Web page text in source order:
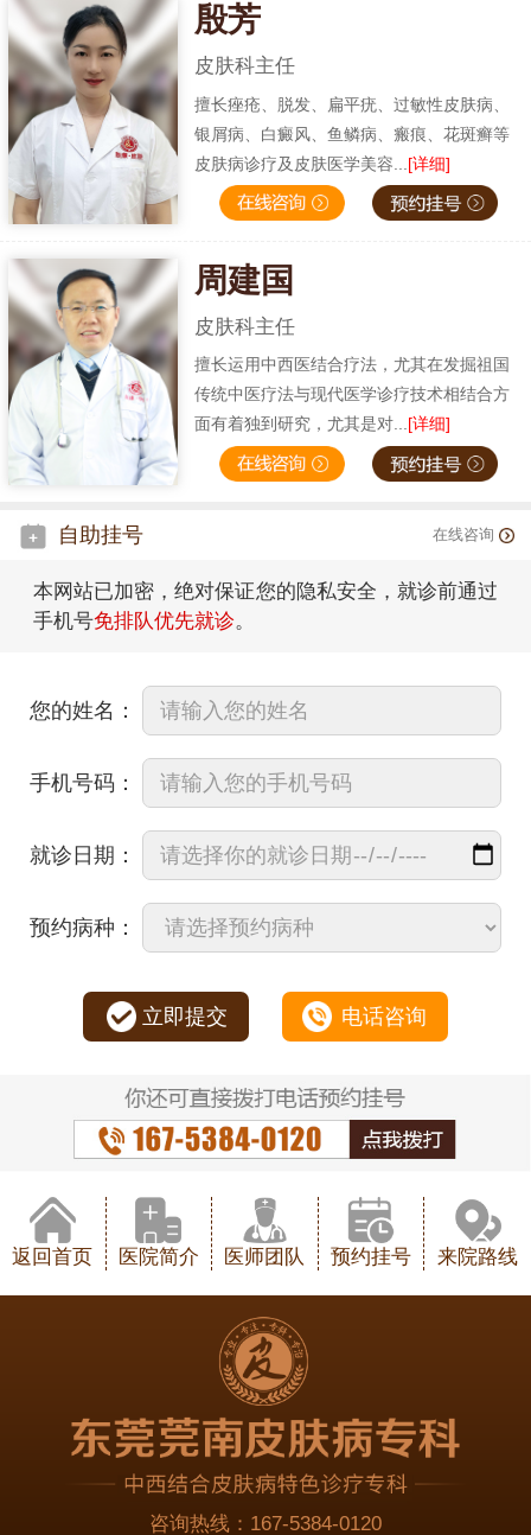
殷芳
皮肤科主任
擅长痤疮、脱发、扁平疣、过敏性皮肤病、
银屑病、白癜风、鱼鳞病、瘢痕、花斑癣等
皮肤病诊疗及皮肤医学美容... [详细]
周建国
皮肤科主任
擅长运用中西医结合疗法，尤其在发掘祖国
传统中医疗法与现代医学诊疗技术相结合方
面有着独到研究，尤其是对...[详细]
自助挂号 在线咨询
本网站已加密，绝对保证您的隐私安全，就诊前通过
手机号免排队优先就诊。
您的姓名：
手机号码：
就诊日期：
预约病种：
立即提交 电话咨询
返回首页 医院简介 医师团队 预约挂号 来院路线
咨询热线： 167-5384-0120